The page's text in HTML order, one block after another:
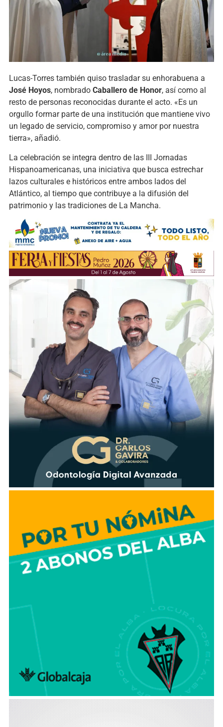
Lucas-Torres también quiso trasladar su enhorabuena a
José Hoyos, nombrado Caballero de Honor, así como al
resto de personas reconocidas durante el acto. «Es un
orgullo formar parte de una institución que mantiene vivo
un legado de servicio, compromiso y amor por nuestra
tierra», añadió.
La celebración se integra dentro de las III Jornadas
Hispanoamericanas, una iniciativa que busca estrechar
lazos culturales e históricos entre ambos lados del
Atlántico, al tiempo que contribuye a la difusión del
patrimonio y las tradiciones de La Mancha.